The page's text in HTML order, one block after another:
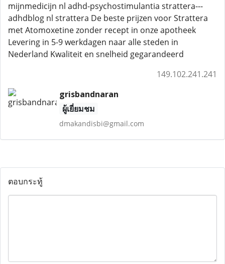
mijnmedicijn nl adhd-psychostimulantia strattera---
adhdblog nl strattera De beste prijzen voor Strattera
met Atomoxetine zonder recept in onze apotheek
Levering in 5-9 werkdagen naar alle steden in
Nederland Kwaliteit en snelheid gegarandeerd
149.102.241.241
grisbandnaran
ผู้เยี่ยมชม
dmakandisbi@gmail.com
ตอบกระทู้